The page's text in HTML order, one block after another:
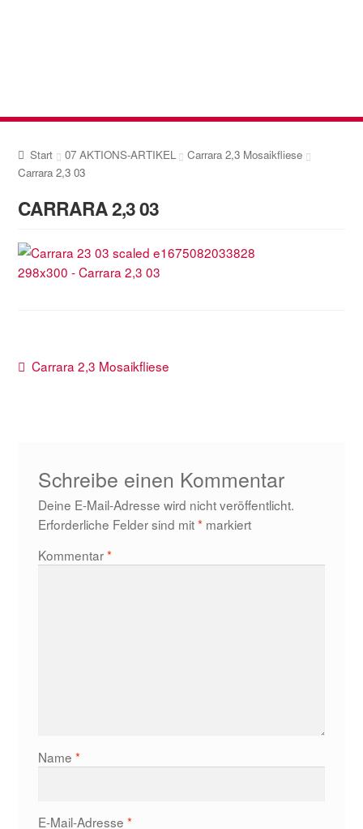
Start 07 AKTIONS-ARTIKEL
Carrara 2,3 Mosaikfliese
Carrara 2,3 03
CARRARA 2,3 03
Beitragsnavigation
Vorheriger
Carrara 2,3 Mosaikfliese
Schreibe einen Kommentar
Deine E-Mail-Adresse wird nicht veröffentlicht.
Erforderliche Felder sind mit* markiert
Kommentar*
Name *
E-Mail-Adresse *